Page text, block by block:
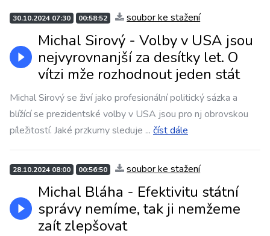
30.10.2024 07:30 00:58:52 soubor ke stažení
Michal Sirový - Volby v USA jsou
nejvyrovnanjší za desítky let. O
vítzi mže rozhodnout jeden stát
Michal Sirový se živí jako profesionální politický sázka a
blížící se prezidentské volby v USA jsou pro nj obrovskou
píležitostí. Jaké przkumy sleduje ... číst dále
28.10.2024 08:00 00:56:50 soubor ke stažení
Michal Bláha - Efektivitu státní
správy nemíme, tak ji nemžeme
zaít zlepšovat